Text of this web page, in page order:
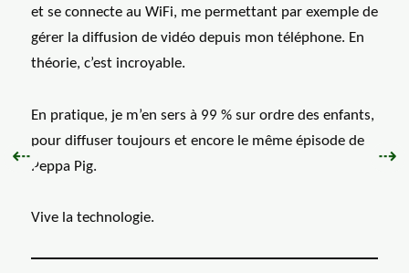
et se connecte au WiFi, me permettant par exemple de
gérer la diffusion de vidéo depuis mon téléphone. En
théorie, c’est incroyable.
En pratique, je m’en sers à 99 % sur ordre des enfants,
pour diffuser toujours et encore le même épisode de
Peppa Pig.
Vive la technologie.
Précédent :
⇠ ⇢